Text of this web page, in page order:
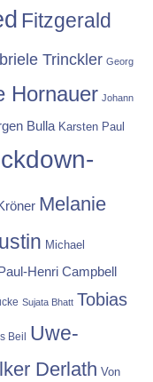
Fitzgerald
Trinckler Georg
Hornauer Johann
Bulla Karsten Paul
Melanie
Michael
Henri Campbell
Sujata Bhatt Tobias
Beil
Uwe-
Derlath Von